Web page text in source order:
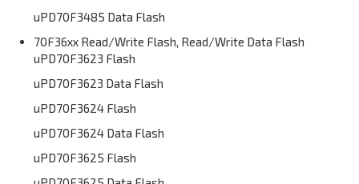
uPD70F3485 Data Flash
70F36xx Read/Write Flash, Read/Write Data Flash
uPD70F3623 Flash
uPD70F3623 Data Flash
uPD70F3624 Flash
uPD70F3624 Data Flash
uPD70F3625 Flash